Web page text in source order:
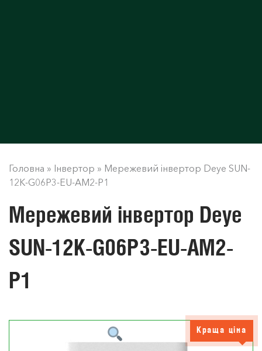
Головна » Інвертор » Мережевий інвертор Deye SUN-
12K-G06P3-EU-AM2-P1
Мережевий інвертор Deye
SUN-12K-G06P3-EU-AM2-
P1
Краща ціна